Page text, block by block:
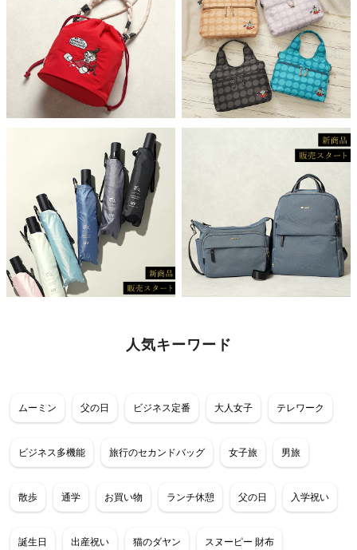
人気キーワード
ムーミン 父の日 ビジネス定番 大人女子 テレワーク
ビジネス多機能 旅行のセカンドバッグ 女子旅 男旅
散歩 通学 お買い物 ランチ休憩 父の日 入学祝い
誕生日 出産祝い 猫のダヤン スヌーピー 財布